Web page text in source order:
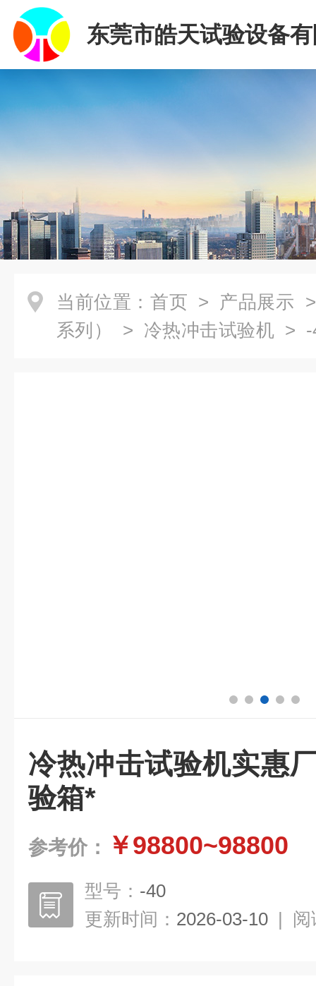
东莞市皓天试验设备
当前位置： 首页 > 产品展示
系列）
> 冷热冲击试验机 > -
冷热冲击试验机实惠
验箱*
参考价： ￥98800~98800
型号： -40
更新时间： 2026-03-10 | 阅